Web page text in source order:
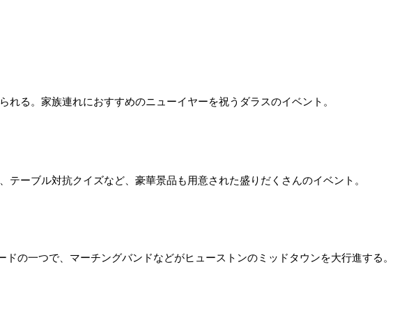
る。家族連れにおすすめのニューイヤーを祝うダラスのイベント。
ーブル対抗クイズなど、豪華景品も用意された盛りだくさんのイベント。
の一つで、マーチングバンドなどがヒューストンのミッドタウンを大行進する。